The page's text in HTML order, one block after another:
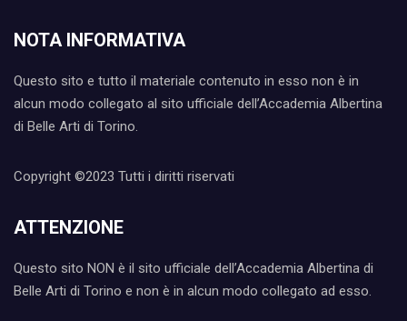
NOTA INFORMATIVA
Questo sito e tutto il materiale contenuto in esso non è in
alcun modo collegato al sito ufficiale dell’Accademia Albertina
di Belle Arti di Torino.
Copyright ©2023 Tutti i diritti riservati
ATTENZIONE
Questo sito NON è il sito ufficiale dell’Accademia Albertina di
Belle Arti di Torino e non è in alcun modo collegato ad esso.